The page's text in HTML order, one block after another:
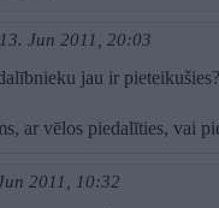
13. Jun 2011, 20:03
jau ir
ar vēlos piedalīties, vai
2011, 10:32